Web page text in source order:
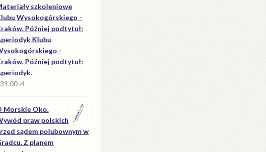
szkoleniowe
Wysokogórskiego -
Później podtytuł:
Klubu
-
Później podtytuł:
zł
Morskie Oko.
praw polskich
sądem polubownym w
Z planem